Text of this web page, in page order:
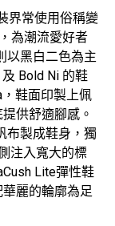
界常使用俗稱變
為潮流愛好者
以黑白二色為主
Bold Ni 的鞋
鞋面印製上佩
供舒適腳感。
布製成鞋身，獨
注入寬大的標
Lite彈性鞋
麗的輪廓為足